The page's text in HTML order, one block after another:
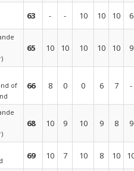
63 - - 10 10 10
6
65 10 10 10 10 10 9
of
66 8 0 0 6 7 -
68 10 9 10 9 8 9
69 10 7 10 8 10